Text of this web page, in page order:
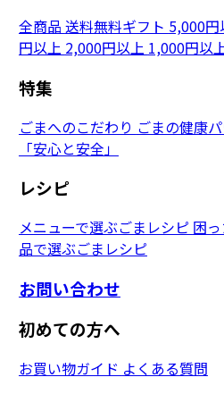
全商品 送料無料ギフト 5,000円
円以上 2,000円以上 1,000円以
特集
ごまへのこだわり ごまの健康
「安心と安全」
レシピ
メニューで選ぶごまレシピ 困
品で選ぶごまレシピ
お問い合わせ
初めての方へ
お買い物ガイド よくある質問